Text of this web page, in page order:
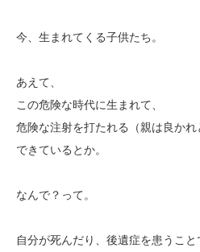
今、生まれてくる子供たち。
あえて、
この危険な時代に生まれて、
危険な注射を打たれる（親は良か
できているとか。
なんで？って。
自分が死んだり、後遺症を患うこと